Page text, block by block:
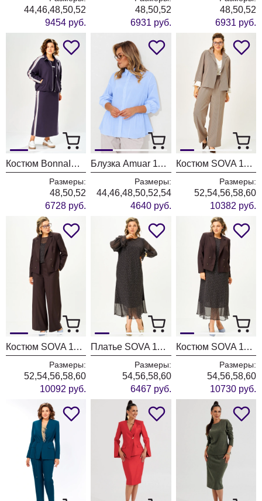
44,46,48,50,52
9454 руб.
48,50,52
6931 руб.
48,50,52
6931 руб.
Костюм BonnaImage 1065/1 серо-фиолетовый
Размеры:
48,50,52
6728 руб.
Блузка Amuar 1134 голубой
Размеры:
44,46,48,50,52,54
4640 руб.
Костюм SOVA 11349 бежевый
Размеры:
52,54,56,58,60
10382 руб.
Костюм SOVA 11346 коричневый
Размеры:
52,54,56,58,60
10092 руб.
Платье SOVA 11347
Размеры:
54,56,58,60
6467 руб.
Костюм SOVA 11348 коричневый
Размеры:
54,56,58,60
10730 руб.